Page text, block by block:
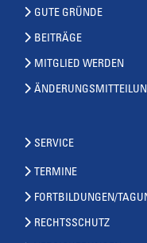
GUTE GRÜNDE
BEITRÄGE
MITGLIED WERDEN
SERVICE
TERMINE
FORTBILDUNGEN/
RECHTSSCHUTZ